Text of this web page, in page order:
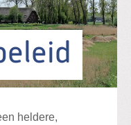
Zoeken
heldere,